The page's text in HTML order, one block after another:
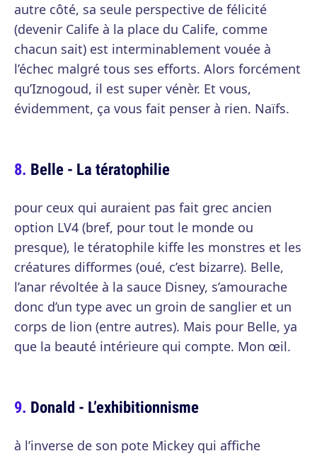
autre côté, sa seule perspective de félicité
(devenir Calife à la place du Calife, comme
chacun sait) est interminablement vouée à
l’échec malgré tous ses efforts. Alors forcément
qu’Iznogoud, il est super vénèr. Et vous,
évidemment, ça vous fait penser à rien. Naïfs.
Belle - La tératophilie
pour ceux qui auraient pas fait grec ancien
option LV4 (bref, pour tout le monde ou
presque), le tératophile kiffe les monstres et les
créatures difformes (oué, c’est bizarre). Belle,
l’anar révoltée à la sauce Disney, s’amourache
donc d’un type avec un groin de sanglier et un
corps de lion (entre autres). Mais pour Belle, ya
que la beauté intérieure qui compte. Mon œil.
Donald - L’exhibitionnisme
à l’inverse de son pote Mickey qui affiche